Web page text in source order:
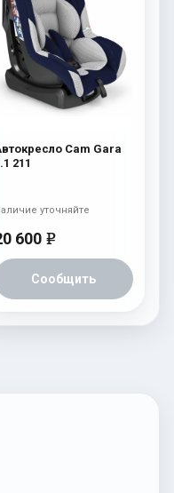
Cam Gara
211
600 e
Сообщить
уточняйте